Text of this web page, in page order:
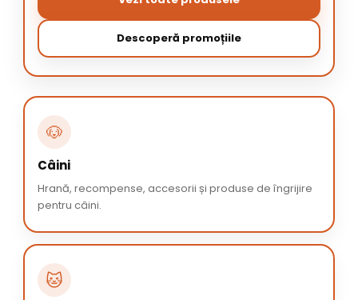
Descoperă promoțiile
🐶
Câini
Hrană, recompense, accesorii și produse de îngrijire
pentru câini.
🐱